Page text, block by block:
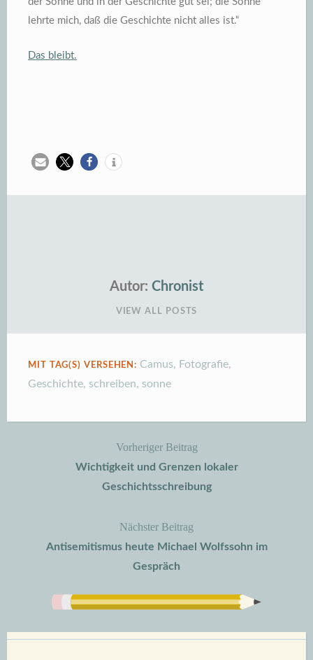
lehrte mich, daß die Geschichte nicht alles ist.“
Das bleibt.
Autor: Chronist
VIEW ALL POSTS
MIT TAG(S) VERSEHEN: Camus, Fotografie,
Geschichte, schreiben, sonne
BeitragsnavigationVorheriger Beitrag
Wichtigkeit und Grenzen lokaler
Geschichtsschreibung
Nächster Beitrag
Antisemitismus heute Michael Wolfssohn im
Gespräch